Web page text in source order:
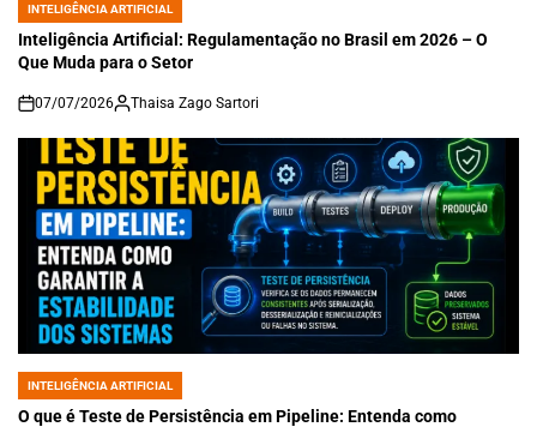
POSTED
IN
INTELIGÊNCIA ARTIFICIAL
Inteligência Artificial: Regulamentação no Brasil em 2026 – O
Que Muda para o Setor
on
07/07/2026 Thaisa Zago Sartori
POSTED
IN
INTELIGÊNCIA ARTIFICIAL
O que é Teste de Persistência em Pipeline: Entenda como